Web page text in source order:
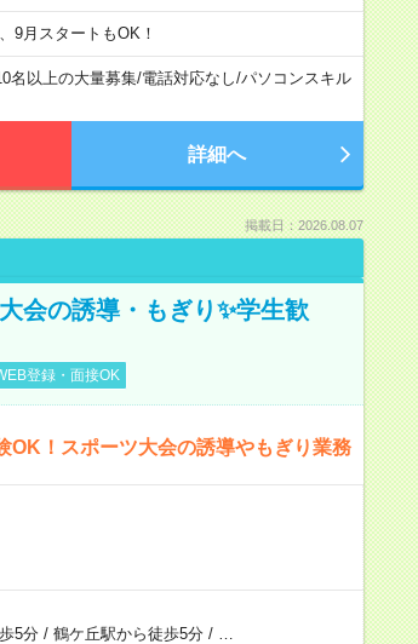
9月スタートもOK！
名以上の大量募集/電話対応なし/パソコンスキル
詳細へ
掲載日：2026.08.07
会の誘導・もぎり✨学生歓
登録・面接OK
OK！スポーツ大会の誘導やもぎり業務
5分/ 鶴ケ丘駅から徒歩5分/